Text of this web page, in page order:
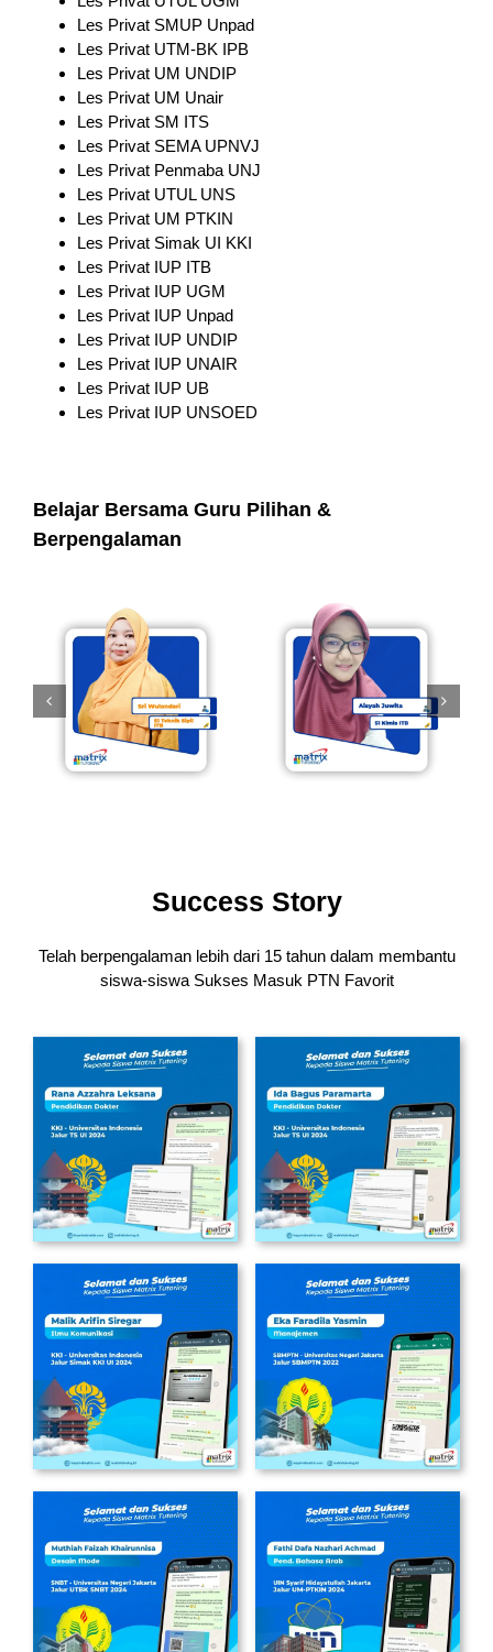
Les Privat SMUP Unpad
Les Privat UTM-BK IPB
Les Privat UM UNDIP
Les Privat UM Unair
Les Privat SM ITS
Les Privat SEMA UPNVJ
Les Privat Penmaba UNJ
Les Privat UTUL UNS
Les Privat UM PTKIN
Les Privat Simak UI KKI
Les Privat IUP ITB
Les Privat IUP UGM
Les Privat IUP Unpad
Les Privat IUP UNDIP
Les Privat IUP UNAIR
Les Privat IUP UB
Les Privat IUP UNSOED
Belajar Bersama Guru Pilihan &
Berpengalaman
Success Story
Telah berpengalaman lebih dari 15 tahun dalam membantu
siswa-siswa Sukses Masuk PTN Favorit